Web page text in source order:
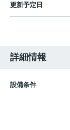
更新予定日
詳細情報
設備条件